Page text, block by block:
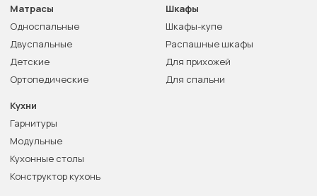
Матрасы
Односпальные
Двуспальные
Детские
Ортопедические
Шкафы
Шкафы-купе
Распашные шкафы
Для прихожей
Для спальни
Кухни
Гарнитуры
Модульные
Кухонные столы
Конструктор кухонь